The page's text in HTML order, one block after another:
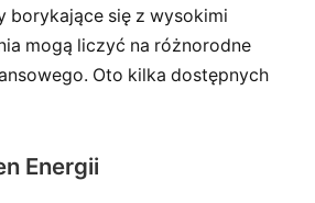
borykające się z wysokimi
mogą liczyć na różnorodne
Oto kilka dostępnych
Energii